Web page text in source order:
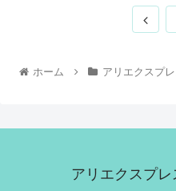
ホーム アリエクスプレ
アリエクスプ